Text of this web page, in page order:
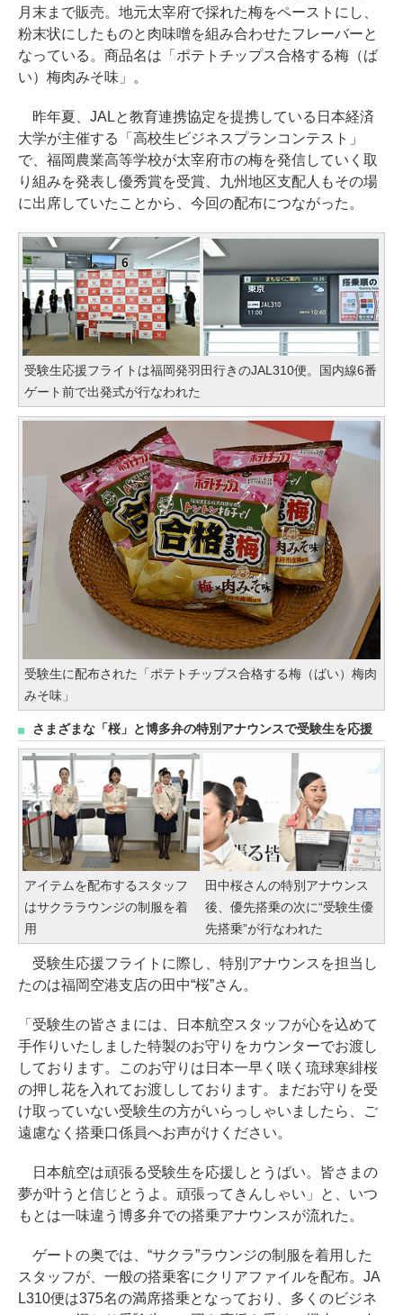
月末まで販売。地元太宰府で採れた梅をペーストにし、
粉末状にしたものと肉味噌を組み合わせたフレーバーと
なっている。商品名は「ポテトチップス合格する梅（ば
い）梅肉みそ味」。
昨年夏、JALと教育連携協定を提携している日本経済
大学が主催する「高校生ビジネスプランコンテスト」
で、福岡農業高等学校が太宰府市の梅を発信していく取
り組みを発表し優秀賞を受賞、九州地区支配人もその場
に出席していたことから、今回の配布につながった。
受験生応援フライトは福岡発羽田行きのJAL310便。国内線6番
ゲート前で出発式が行なわれた
受験生に配布された「ポテトチップス合格する梅（ばい）梅肉
みそ味」
さまざまな「桜」と博多弁の特別アナウンスで受験生を応援
アイテムを配布するスタッフ
はサクララウンジの制服を着
用
田中桜さんの特別アナウンス
後、優先搭乗の次に“受験生優
先搭乗”が行なわれた
受験生応援フライトに際し、特別アナウンスを担当し
たのは福岡空港支店の田中“桜”さん。
「受験生の皆さまには、日本航空スタッフが心を込めて
手作りいたしました特製のお守りをカウンターでお渡し
しております。このお守りは日本一早く咲く琉球寒緋桜
の押し花を入れてお渡ししております。まだお守りを受
け取っていない受験生の方がいらっしゃいましたら、ご
遠慮なく搭乗口係員へお声がけください。
日本航空は頑張る受験生を応援しとうばい。皆さまの
夢が叶うと信じとうよ。頑張ってきんしゃい」と、いつ
もとは一味違う博多弁での搭乗アナウンスが流れた。
ゲートの奥では、“サクラ”ラウンジの制服を着用した
スタッフが、一般の搭乗客にクリアファイルを配布。JA
L310便は375名の満席搭乗となっており、多くのビジネ